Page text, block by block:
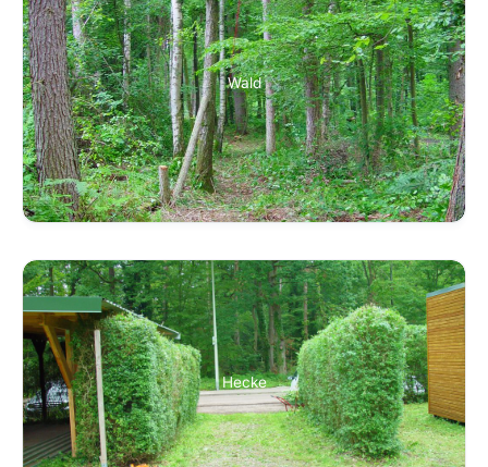
Wald
Hecke